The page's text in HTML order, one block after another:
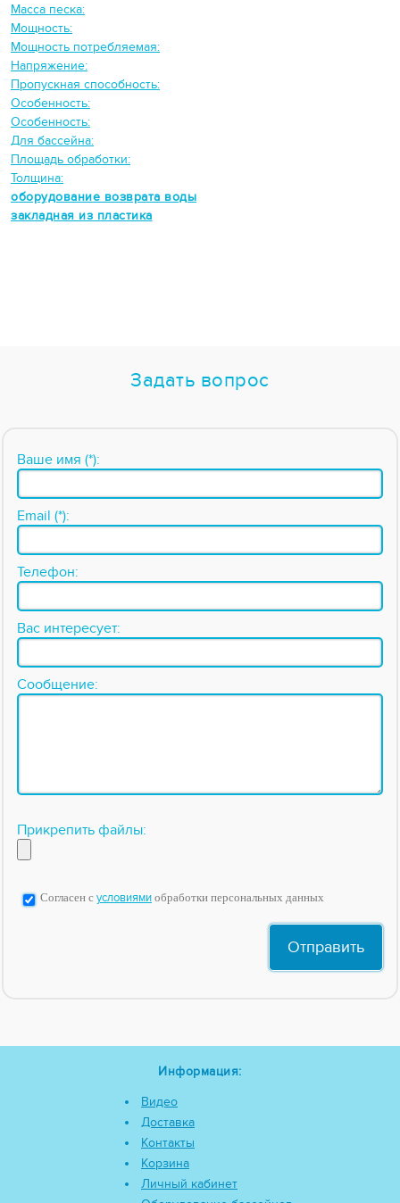
Масса песка:
Мощность:
Мощность потребляемая:
Напряжение:
Пропускная способность:
Особенность:
Особенность:
Для бассейна:
Площадь обработки:
Толщина:
оборудование возврата воды
закладная из пластика
Задать вопрос
Ваше имя (*):
Email (*):
Телефон:
Вас интересует:
Сообщение:
Прикрепить файлы:
Согласен с условиями обработки персональных данных
Информация:
Видео
Доставка
Контакты
Корзина
Личный кабинет